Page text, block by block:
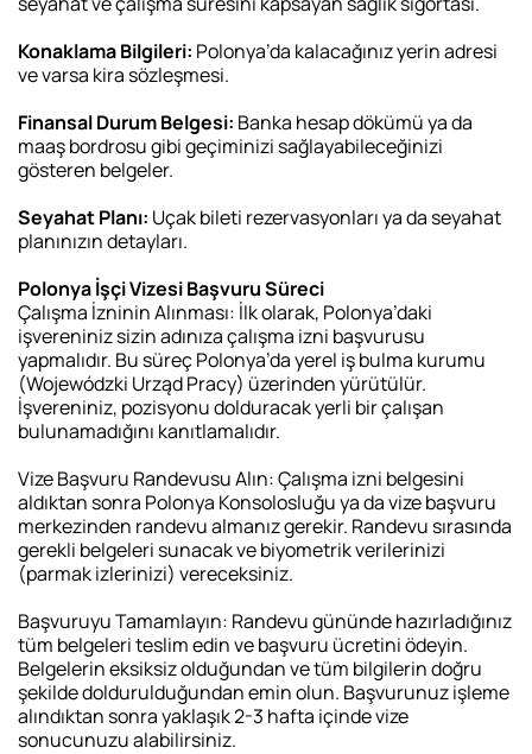
Konaklama Bilgileri: Polonya’da kalacağınız yerin adresi
ve varsa kira sözleşmesi.
Finansal Durum Belgesi: Banka hesap dökümü ya da
maaş bordrosu gibi geçiminizi sağlayabileceğinizi
gösteren belgeler.
Seyahat Planı: Uçak bileti rezervasyonları ya da seyahat
planınızın detayları.
Polonya İşçi Vizesi Başvuru Süreci
Çalışma İzninin Alınması: İlk olarak, Polonya’daki
işvereniniz sizin adınıza çalışma izni başvurusu
yapmalıdır. Bu süreç Polonya’da yerel iş bulma kurumu
(Wojewódzki Urząd Pracy) üzerinden yürütülür.
İşvereniniz, pozisyonu dolduracak yerli bir çalışan
bulunamadığını kanıtlamalıdır.
Vize Başvuru Randevusu Alın: Çalışma izni belgesini
aldıktan sonra Polonya Konsolosluğu ya da vize başvuru
merkezinden randevu almanız gerekir. Randevu sırasında
gerekli belgeleri sunacak ve biyometrik verilerinizi
(parmak izlerinizi) vereceksiniz.
Başvuruyu Tamamlayın: Randevu gününde hazırladığınız
tüm belgeleri teslim edin ve başvuru ücretini ödeyin.
Belgelerin eksiksiz olduğundan ve tüm bilgilerin doğru
şekilde doldurulduğundan emin olun. Başvurunuz işleme
alındıktan sonra yaklaşık 2-3 hafta içinde vize
sonucunuzu alabilirsiniz.